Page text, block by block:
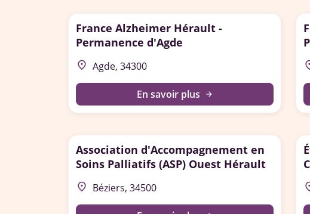
France Alzheimer Hérault -
Permanence d'Agde
place Agde, 34300
En savoir plus arrow_forward
Association d'Accompagnement en
Soins Palliatifs (ASP) Ouest Hérault
place Béziers, 34500